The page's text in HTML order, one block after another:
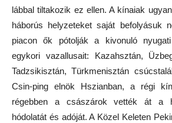
lábbal tiltakozik ez ellen. A kínaiak
háborús helyzeteket saját befolyásuk
piacon ők pótolják a kivonuló
egykori vazallusait: Kazahsztán,
Tadzsikisztán, Türkmenisztán
Csin-ping elnök Hszianban, a régi
régebben a császárok vették át a
hódolatát és adóját. A Közel Keleten